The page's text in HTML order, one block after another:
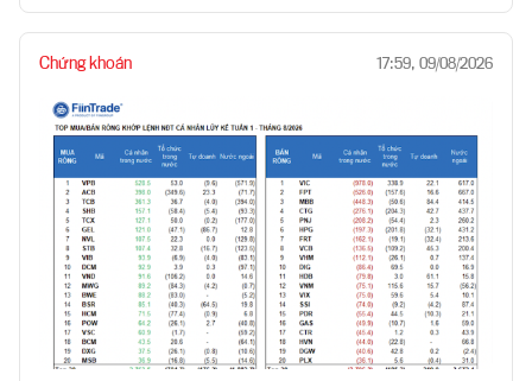
Chứng khoán 17:59, 09/08/2026